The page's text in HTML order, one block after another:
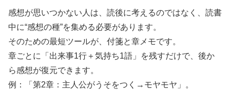
感想が思いつかない人は、読後に考えるのではなく、読書
中に“感想の種”を集める必要があります。
そのための最短ツールが、付箋と章メモです。
章ごとに「出来事1行＋気持ち1語」を残すだけで、後か
ら感想が復元できます。
例：「第2章：主人公がうそをつく→モヤモヤ」。